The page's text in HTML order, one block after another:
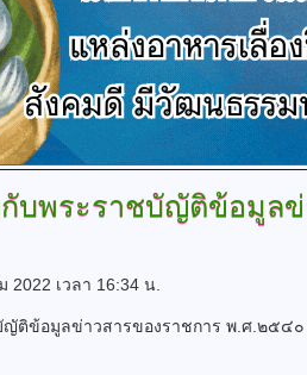
กับพระราชบัญัติข้อมูล
2022 เวลา 16:34 น.
ญัติข้อมูลข่าวสารของราชการ พ.ศ.๒๕๔๐